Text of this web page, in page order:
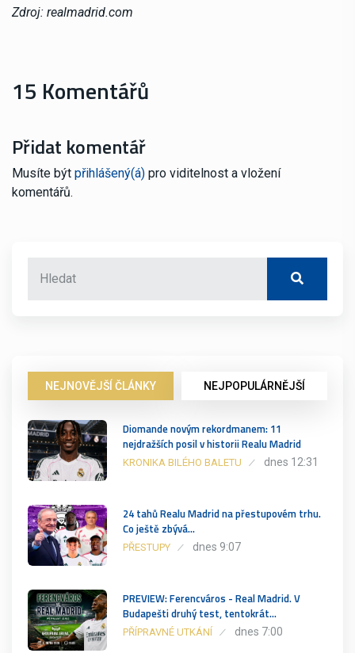
Zdroj: realmadrid.com
15 Komentářů
Přidat komentář
Musíte být přihlášený(á) pro viditelnost a vložení
komentářů.
NEJNOVĚJŠÍ ČLÁNKY NEJPOPULÁRNĚJŠÍ
Diomande novým rekordmanem: 11
nejdražších posil v historii Realu Madrid
KRONIKA BILÉHO BALETU dnes 12:31
24 tahů Realu Madrid na přestupovém trhu.
Co ještě zbývá…
PŘESTUPY dnes 9:07
PREVIEW: Ferencváros - Real Madrid. V
Budapešti druhý test, tentokrát…
PŘÍPRAVNÉ UTKÁNÍ dnes 7:00